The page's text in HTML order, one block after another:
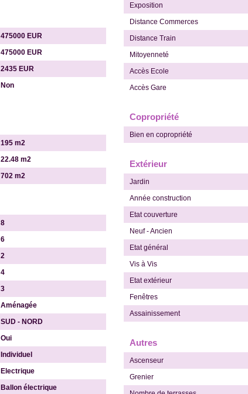
Exposition
Distance Commerces
Distance Train
Mitoyenneté
Accès Ecole
Accès Gare
475000 EUR
475000 EUR
2435 EUR
Non
Copropriété
Bien en copropriété
195 m2
22.48 m2
702 m2
Extérieur
Jardin
Année construction
Etat couverture
Neuf - Ancien
Etat général
Vis à Vis
Etat extérieur
Fenêtres
Assainissement
8
6
2
4
3
Aménagée
SUD - NORD
Oui
Individuel
Electrique
Ballon électrique
Autres
Ascenseur
Grenier